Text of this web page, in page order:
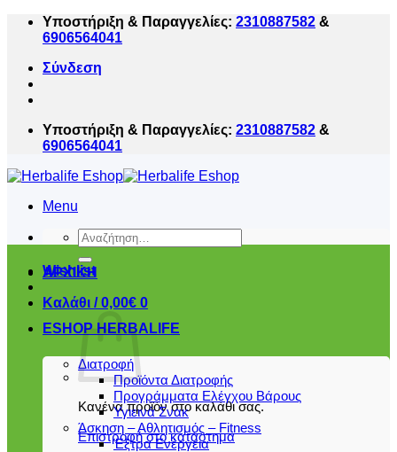
ΜετάβασηΥποστήριξη & Παραγγελίες: 2310887582 &
6906564041
Σύνδεση
Υποστήριξη & Παραγγελίες: 2310887582 &
6906564041
Menu
Αναζήτηση
για:
Wishlist
Καλάθι /0,00€ 0
Κανένα προϊόν στο καλάθι σας.
Επιστροφή στο κατάστημα
ΑΡΧΙΚΗ
ESHOP HERBALIFE
Διατροφή
Προϊόντα Διατροφής
Προγράμματα Ελέγχου Βάρους
Υγιεινά Σνακ
Άσκηση – Αθλητισμός – Fitness
Έξτρα Ενέργεια